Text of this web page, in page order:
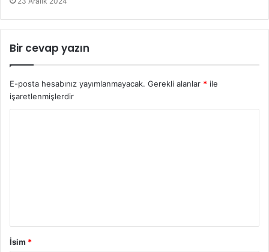
Bir cevap yazın
E-posta hesabınız yayımlanmayacak. Gerekli alanlar * ile
işaretlenmişlerdir
İsim *